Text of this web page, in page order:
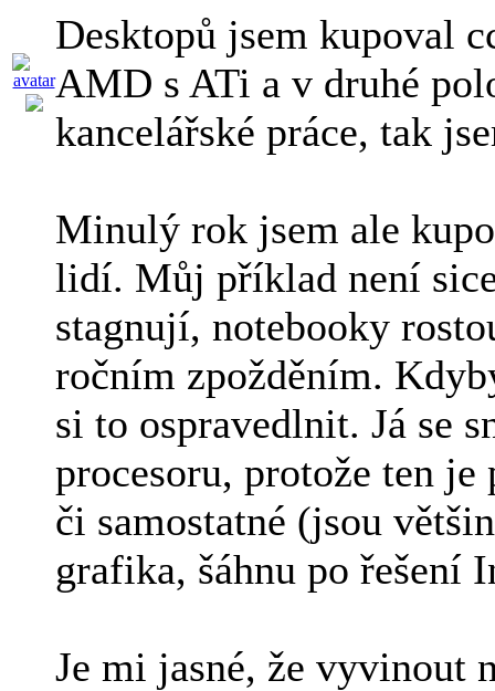
Desktopů jsem kupoval
AMD s ATi a v druhé
kancelářské práce, tak
Minulý rok jsem ale
lidí. Můj příklad není sice
stagnují, notebooky
ročním zpožděním.
si to ospravedlnit. Já se
procesoru, protože ten
či samostatné (jsou
grafika, šáhnu po řešení
Je mi jasné, že vyvinout